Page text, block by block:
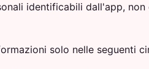
identificabili dall'app,
solo nelle seguenti